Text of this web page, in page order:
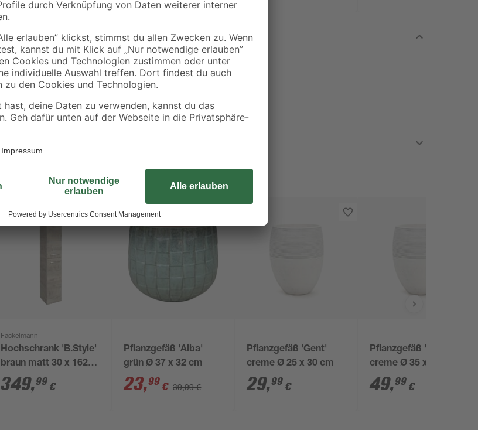
Fackelmann
Hochschrank 'B.Style'
braun matt 30 x 162 x
31,6 cm links
349,99 €
- 40 %
Pflanzgefäß 'Alba'
grün Ø 37 x 32 cm
23,99 € 39,99 €
Pflanzgefäß 'Gent'
creme Ø 25 x 30 cm
29,99 €
Pflanzgefäß 'Gent'
creme Ø 35 x 44 cm
49,99 €